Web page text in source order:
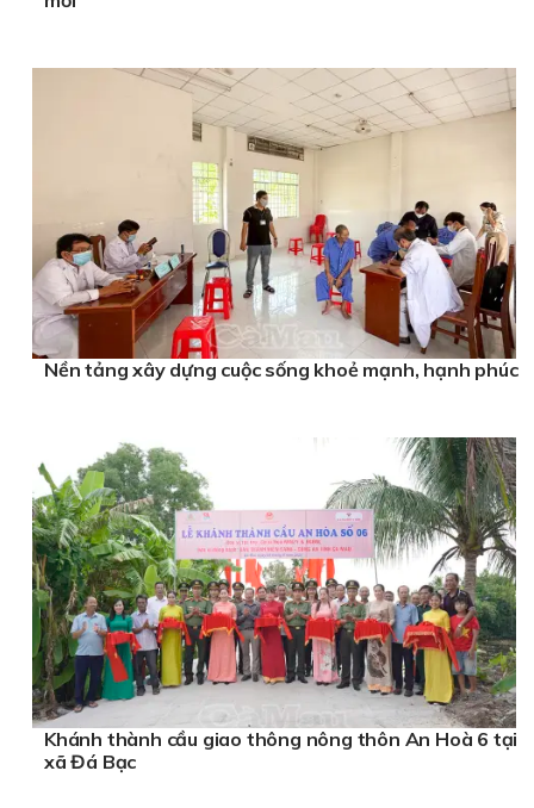
Nền tảng xây dựng cuộc sống khoẻ mạnh, hạnh phúc
Khánh thành cầu giao thông nông thôn An Hoà 6 tại
xã Đá Bạc